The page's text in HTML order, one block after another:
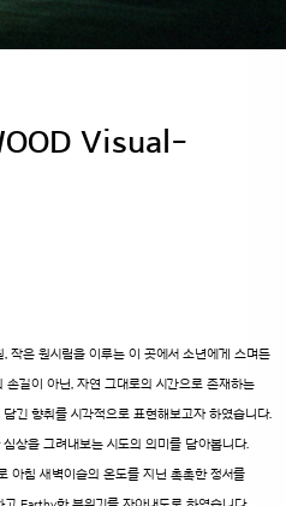
Visual-
작은 원시림을 이루는 이 곳에서 소년에게 스며든
손길이 아닌, 자연 그대로의 시간으로 존재하는
긴 향취를 시각적으로 표현해보고자 하였습니다.
상을 그려내보는 시도의 의미를 담아봅니다.
아침 새벽이슬의 온도를 지닌 촉촉한 정서를